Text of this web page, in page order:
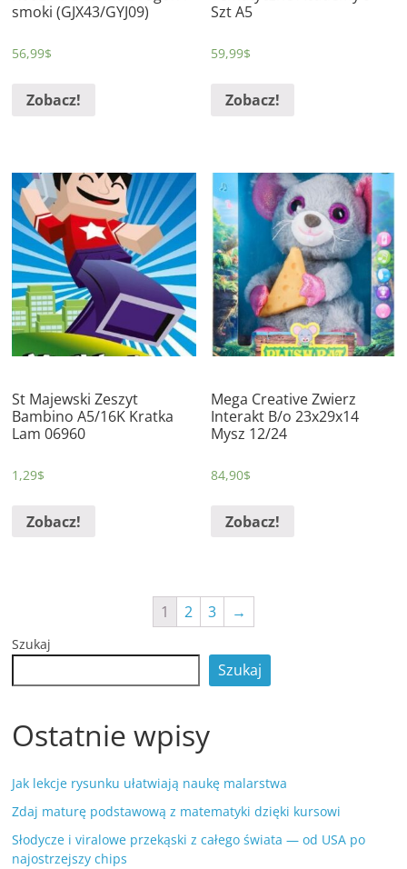
smoki (GJX43/GYJ09)
56,99$
Zobacz!
Szt A5
59,99$
Zobacz!
St Majewski Zeszyt
Bambino A5/16K Kratka
Lam 06960
1,29$
Zobacz!
Mega Creative Zwierz
Interakt B/o 23x29x14
Mysz 12/24
84,90$
Zobacz!
1 2 3 →
Szukaj
Szukaj
Ostatnie wpisy
Jak lekcje rysunku ułatwiają naukę malarstwa
Zdaj maturę podstawową z matematyki dzięki kursowi
Słodycze i viralowe przekąski z całego świata — od USA po
najostrzejszy chips